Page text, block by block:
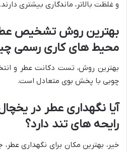
و غلظت بالاتر، ماندگاری بیشتری دارند.
بهترین روش تشخیص
محیط های کاری رسمی
بهترین روش، تست دکانت عطر و
چوبی با پخش بوی متعادل است.
آیا نگهداری عطر در
رایحه های تند دارد؟
خیر، بهترین مکان برای نگهداری